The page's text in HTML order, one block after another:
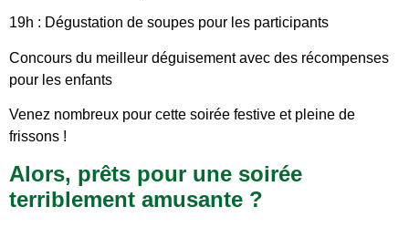
19h : Dégustation de soupes pour les participants
Concours du meilleur déguisement avec des récompenses
pour les enfants
Venez nombreux pour cette soirée festive et pleine de
frissons !
Alors, prêts pour une soirée
terriblement amusante ?